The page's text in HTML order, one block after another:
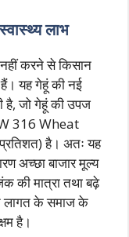
लाभ
करने से किसान
यह गेहूं की नई
है, जो गेहूं की उपज
316 Wheat
है। अतः यह
अच्छा बाजार मूल्य
की मात्रा तथा बढ़े
लागत के समाज के
है।